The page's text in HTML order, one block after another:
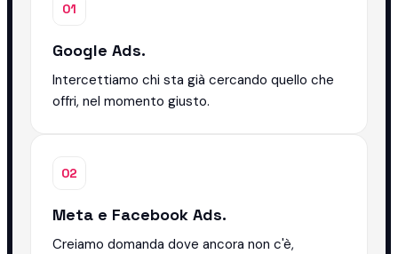
01
Google Ads.
Intercettiamo chi sta già cercando quello che
offri, nel momento giusto.
02
Meta e Facebook Ads.
Creiamo domanda dove ancora non c'è,